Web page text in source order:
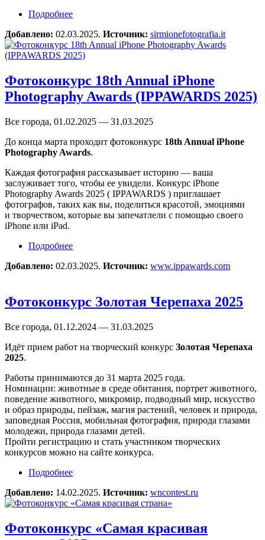
Подробнее
Добавлено: 02.03.2025. Источник: sirmionefotografia.it
Фотоконкурс 18th Annual iPhone
Photography Awards (IPPAWARDS 2025)
Все города, 01.02.2025 — 31.03.2025
До конца марта проходит фотоконкурс 18th Annual iPhone
Photography Awards.
Каждая фотография рассказывает историю — ваша
заслуживает того, чтобы ее увидели. Конкурс iPhone
Photography Awards 2025 ( IPPAWARDS ) приглашает
фотографов, таких как вы, поделиться красотой, эмоциями
и творчеством, которые вы запечатлели с помощью своего
iPhone или iPad.
Подробнее
Добавлено: 02.03.2025. Источник: www.ippawards.com
Фотоконкурс Золотая Черепаха 2025
Все города, 01.12.2024 — 31.03.2025
Идёт прием работ на творческий конкурс Золотая Черепаха
2025.
Работы принимаются до 31 марта 2025 года.
Номинации: животные в среде обитания, портрет животного,
поведение животного, микромир, подводный мир, искусство
и образ природы, пейзаж, магия растений, человек и природа,
заповедная Россия, мобильная фотография, природа глазами
молодежи, природа глазами детей.
Пройти регистрацию и стать участником творческих
конкурсов можно на сайте конкурса.
Подробнее
Добавлено: 14.02.2025. Источник: wncontest.ru
Фотоконкурс «Самая красивая